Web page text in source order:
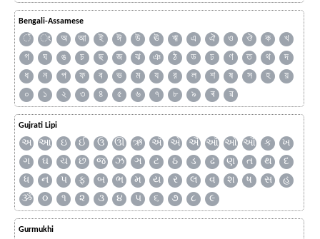
Bengali-Assamese
ঁ ং অ আ ই ঈ উ ঊ ঋ এ ঐ ও ঔ ক
খ
গ
ঘ ঙ চ ছ জ ঝ ঞ ঠ ড ঢ ণ ত থ
দ
ধ
ন প ফ ব ভ ম য র ল শ ষ স হ
য়
০
১ ২ ৩ ৪ ৫ ৬ ৭ ৮ ৯ ৰ ৱ
Gujrati Lipi
અ આ ઇ ઈ ઉ ઊ ઋ ઍ એ ઐ ઑ ઓ ઔ ક
ખ
ગ
ઘ ચ છ જ ઝ ઞ ટ ઠ ડ ઢ ણ ત થ
દ
ધ
ન પ ફ બ ભ મ ય ર લ વ શ ષ સ
હ
ૐ
૦ ૧ ૨ ૩ ૪ ૫ ૬ ૭ ૮ ૯
Gurmukhi